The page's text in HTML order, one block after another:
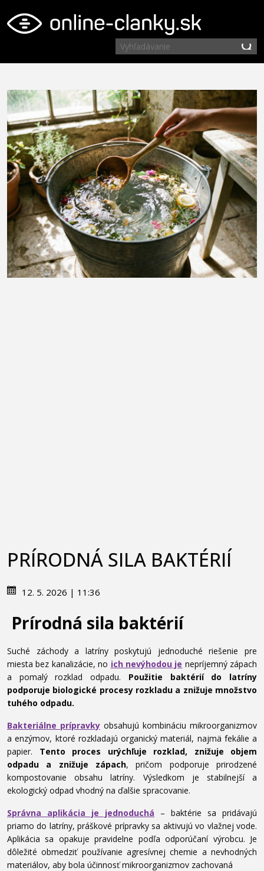
PRÍRODNÁ SILA BAKTÉRIÍ
12. 5. 2026 | 11:36
Prírodná sila baktérií
Suché záchody a latríny poskytujú jednoduché riešenie pre
miesta bez kanalizácie, no ich nevýhodou je nepríjemný zápach
a pomalý rozklad odpadu. Použitie baktérií do latríny
podporuje biologické procesy rozkladu a znižuje množstvo
tuhého odpadu.
Bakteriálne prípravky obsahujú kombináciu mikroorganizmov
a enzýmov, ktoré rozkladajú organický materiál, najmä fekálie a
papier. Tento proces urýchľuje rozklad, znižuje objem
odpadu a znižuje zápach, pričom podporuje prirodzené
kompostovanie obsahu latríny. Výsledkom je stabilnejší a
ekologický odpad vhodný na ďalšie spracovanie.
Správna aplikácia je jednoduchá – baktérie sa pridávajú
priamo do latríny, práškové prípravky sa aktivujú vo vlažnej vode.
Aplikácia sa opakuje pravidelne podľa odporúčaní výrobcu. Je
dôležité obmedziť používanie agresívnej chemie a nevhodných
materiálov, aby bola účinnosť mikroorganizmov zachovaná